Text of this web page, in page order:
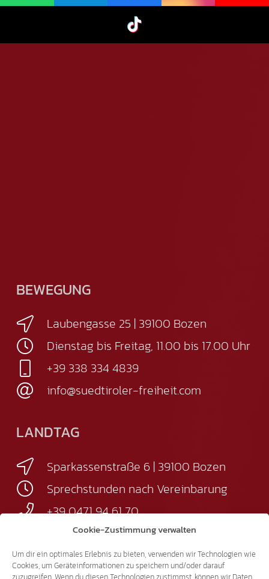
Cookie-Zustimmung verwalten
Um dir ein optimales Erlebnis zu bieten, verwenden wir Technologien wie
Cookies, um Geräteinformationen zu speichern und/oder darauf
BEWEGUNG
Laubengasse 25 | 39100 Bozen
Dienstag bis Freitag, 11.00 bis 17.00 Uhr
+39 338 334 4839
info@suedtiroler-freiheit.com
LANDTAG
Sparkassenstraße 6 | 39100 Bozen
Sprechstunden nach Vereinbarung
+39 0471 94 61 70
landtag@suedtiroler-freiheit.com
Mitglieder